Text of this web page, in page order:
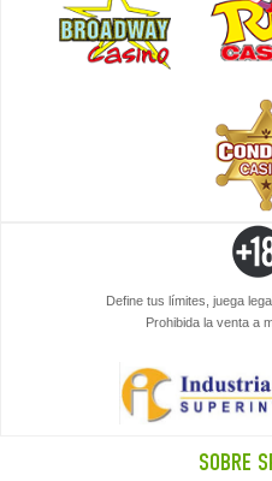
Define tus límites, juega
Prohibida la venta a
SOBRE